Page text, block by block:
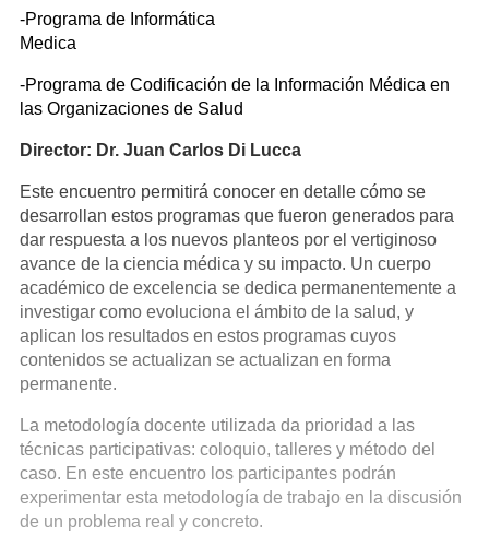
-Programa de Informática
Medica
-Programa de Codificación de la Información Médica en
las Organizaciones de Salud
Director: Dr. Juan Carlos Di Lucca
Este encuentro permitirá conocer en detalle cómo se
desarrollan estos programas que fueron generados para
dar respuesta a los nuevos planteos por el vertiginoso
avance de la ciencia médica y su impacto. Un cuerpo
académico de excelencia se dedica permanentemente a
investigar como evoluciona el ámbito de la salud, y
aplican los resultados en estos programas cuyos
contenidos se actualizan se actualizan en forma
permanente.
La metodología docente utilizada da prioridad a las
técnicas participativas: coloquio, talleres y método del
caso. En este encuentro los participantes podrán
experimentar esta metodología de trabajo en la discusión
de un problema real y concreto.